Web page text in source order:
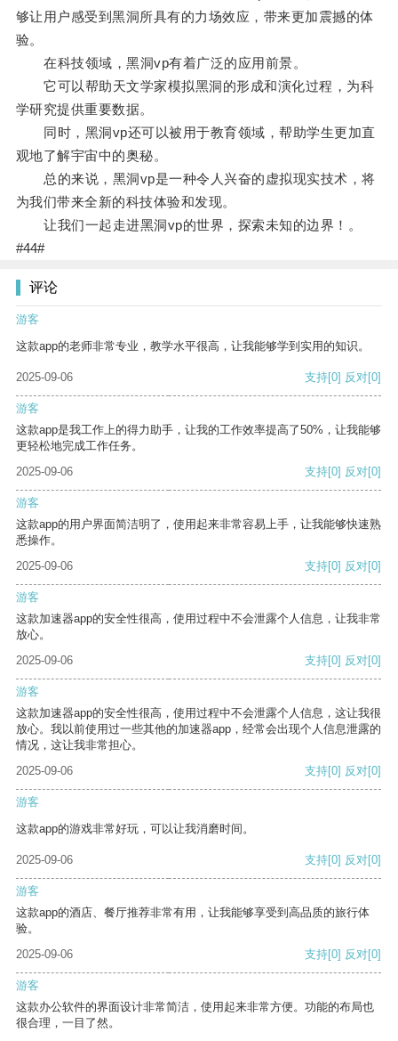
够让用户感受到黑洞所具有的力场效应，带来更加震撼的体
验。
在科技领域，黑洞vp有着广泛的应用前景。
它可以帮助天文学家模拟黑洞的形成和演化过程，为科
学研究提供重要数据。
同时，黑洞vp还可以被用于教育领域，帮助学生更加直
观地了解宇宙中的奥秘。
总的来说，黑洞vp是一种令人兴奋的虚拟现实技术，将
为我们带来全新的科技体验和发现。
让我们一起走进黑洞vp的世界，探索未知的边界！。
#44#
评论
游客
这款app的老师非常专业，教学水平很高，让我能够学到实用的知识。
2025-09-06 支持[0] 反对[0]
游客
这款app是我工作上的得力助手，让我的工作效率提高了50%，让我能够
更轻松地完成工作任务。
2025-09-06
支持[0] 反对[0]
游客
这款app的用户界面简洁明了，使用起来非常容易上手，让我能够快速熟
悉操作。
2025-09-06
支持[0] 反对[0]
游客
这款加速器app的安全性很高，使用过程中不会泄露个人信息，让我非常
放心。
2025-09-06
支持[0] 反对[0]
游客
这款加速器app的安全性很高，使用过程中不会泄露个人信息，这让我很
放心。我以前使用过一些其他的加速器app，经常会出现个人信息泄露的
情况，这让我非常担心。
2025-09-06
支持[0] 反对[0]
游客
这款app的游戏非常好玩，可以让我消磨时间。
2025-09-06 支持[0] 反对[0]
游客
这款app的酒店、餐厅推荐非常有用，让我能够享受到高品质的旅行体
验。
2025-09-06
支持[0] 反对[0]
游客
这款办公软件的界面设计非常简洁，使用起来非常方便。功能的布局也
很合理，一目了然。